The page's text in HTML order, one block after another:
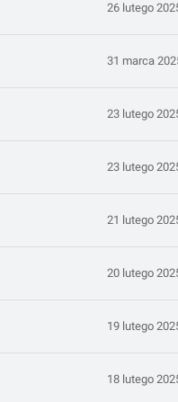
26 lutego
31 marca
23 lutego
23 lutego
21 lutego
20 lutego
19 lutego
18 lutego